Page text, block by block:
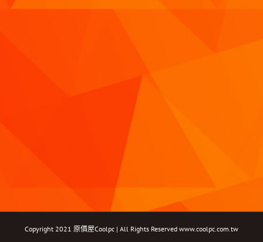
Copyright 2021 原價屋Coolpc | All Rights Reserved www.coolpc.com.tw